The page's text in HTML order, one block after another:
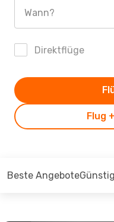
Wann?
Direktflüge
Flug
Beste Angebote